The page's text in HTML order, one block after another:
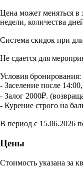
Цена может меняться в
недели, количества
Система скидок при
Не сдается для
Условия бронирования:
- Заселение после
- Залог 2000₽.
- Курение строго на
В период с 15.06.2026
Цены
Стоимость указана за